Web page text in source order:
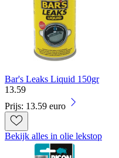
Bar's Leaks Liquid 150gr
13.59
Prijs: 13.59 euro
Bekijk alles in olie lekstop